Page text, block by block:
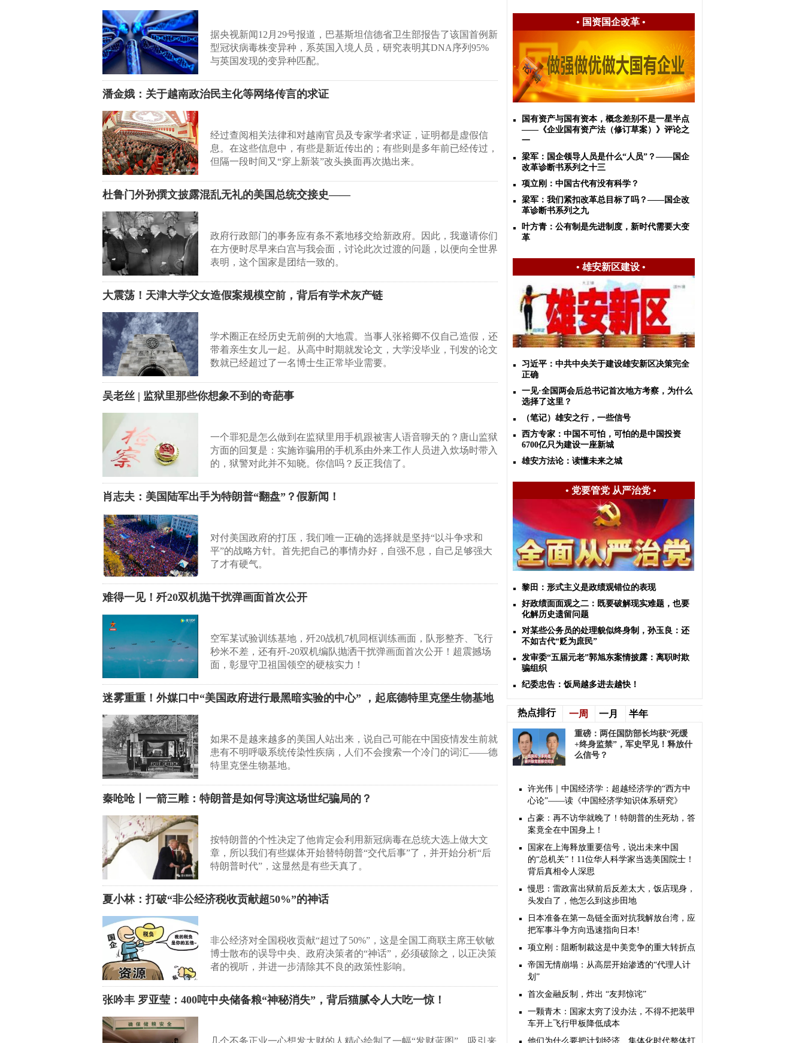
据央视新闻12月29号报道，巴基斯坦信德省卫生部报告了该国首例新
型冠状病毒株变异种，系英国入境人员，研究表明其DNA序列95%
与英国发现的变异种匹配。
潘金娥：关于越南政治民主化等网络传言的求证
经过查阅相关法律和对越南官员及专家学者求证，证明都是虚假信
息。在这些信息中，有些是新近传出的；有些则是多年前已经传过，
但隔一段时间又“穿上新装”改头换面再次抛出来。
杜鲁门外孙撰文披露混乱无礼的美国总统交接史——
政府行政部门的事务应有条不紊地移交给新政府。因此，我邀请你们
在方便时尽早来白宫与我会面，讨论此次过渡的问题，以便向全世界
表明，这个国家是团结一致的。
大震荡！天津大学父女造假案规模空前，背后有学术灰产链
学术圈正在经历史无前例的大地震。当事人张裕卿不仅自己造假，还
带着亲生女儿一起。从高中时期就发论文，大学没毕业，刊发的论文
数就已经超过了一名博士生正常毕业需要。
吴老丝 | 监狱里那些你想象不到的奇葩事
一个罪犯是怎么做到在监狱里用手机跟被害人语音聊天的？唐山监狱
方面的回复是：实施诈骗用的手机系由外来工作人员进入炊场时带入
的，狱警对此并不知晓。你信吗？反正我信了。
肖志夫：美国陆军出手为特朗普“翻盘”？假新闻！
对付美国政府的打压，我们唯一正确的选择就是坚持“以斗争求和
平”的战略方针。首先把自己的事情办好，自强不息，自己足够强大
了才有硬气。
难得一见！歼20双机抛干扰弹画面首次公开
空军某试验训练基地，歼20战机7机同框训练画面，队形整齐、飞行
秒米不差，还有歼-20双机编队抛洒干扰弹画面首次公开！超震撼场
面，彰显守卫祖国领空的硬核实力！
迷雾重重！外媒口中“美国政府进行最黑暗实验的中心” ，起底德特里克堡生物基地
如果不是越来越多的美国人站出来，说自己可能在中国疫情发生前就
患有不明呼吸系统传染性疾病，人们不会搜索一个冷门的词汇——德
特里克堡生物基地。
秦呛呛丨一箭三雕：特朗普是如何导演这场世纪骗局的？​
按特朗普的个性决定了他肯定会利用新冠病毒在总统大选上做大文
章，所以我们有些媒体开始替特朗普“交代后事”了，并开始分析“后
特朗普时代”，这显然是有些天真了。
夏小林：打破“非公经济税收贡献超50%”的神话
非公经济对全国税收贡献“超过了50%”，这是全国工商联主席王钦敏
博士散布的误导中央、政府决策者的“神话”，必须破除之，以正决策
者的视听，并进一步清除其不良的政策性影响。
张吟丰 罗亚莹：400吨中央储备粮“神秘消失”，背后猫腻令人大吃一惊！
几个不务正业一心想发大财的人精心绘制了一幅“发财蓝图”，吸引来
• 国资国企改革•
国有资产与国有资本，概念差别不是一星半点
——《企业国有资产法（修订草案）》评论之
一
梁军：国企领导人员是什么“人员”？——国企
改革诊断书系列之十三
项立刚：中国古代有没有科学？
梁军：我们紧扣改革总目标了吗？——国企改
革诊断书系列之九
叶方青：公有制是先进制度，新时代需要大变
革
• 雄安新区建设•
习近平：中共中央关于建设雄安新区决策完全
正确
一见·全国两会后总书记首次地方考察，为什么
选择了这里？
（笔记）雄安之行，一些信号
西方专家：中国不可怕，可怕的是中国投资
6700亿只为建设一座新城
雄安方法论：读懂未来之城
• 党要管党 从严治党•
黎田：形式主义是政绩观错位的表现
好政绩面面观之二：既要破解现实难题，也要
化解历史遗留问题
对某些公务员的处理貌似终身制，孙玉良：还
不如古代“贬为庶民”
发审委“五届元老”郭旭东案情披露：离职时欺
骗组织
纪委忠告：饭局越多进去越快！
热点排行 一周 一月 半年
重磅：两任国防部长均获“死缓
+终身监禁”，军史罕见！释放什
么信号？
许光伟｜中国经济学：超越经济学的“西方中
心论”——读《中国经济学知识体系研究》
占豪：再不访华就晚了！特朗普的生死劫，答
案竟全在中国身上！
国家在上海释放重要信号，说出未来中国
的“总机关”！11位华人科学家当选美国院士！
背后真相令人深思
慢思：雷政富出狱前后反差太大，饭店现身，
头发白了，他怎么到这步田地
日本准备在第一岛链全面对抗我解放台湾，应
把军事斗争方向迅速指向日本!
项立刚：阻断制裁这是中美竞争的重大转折点
帝国无情崩塌：从高层开始渗透的“代理人计
划”
首次金融反制，炸出 “友邦惊诧”
一颗青木：国家太穷了没办法，不得不把装甲
车开上飞行甲板降低成本
他们为什么要把计划经济、集体化时代整体打